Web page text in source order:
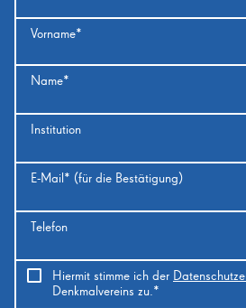
Vorname*
Name*
Institution
E-Mail* (für die Bestätigung)
Telefon
Hiermit stimme ich der
Denkmalvereins zu.*